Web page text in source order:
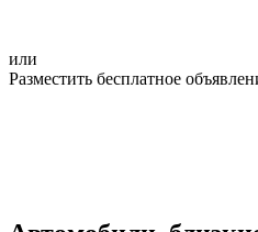
или
Разместить бесплатное